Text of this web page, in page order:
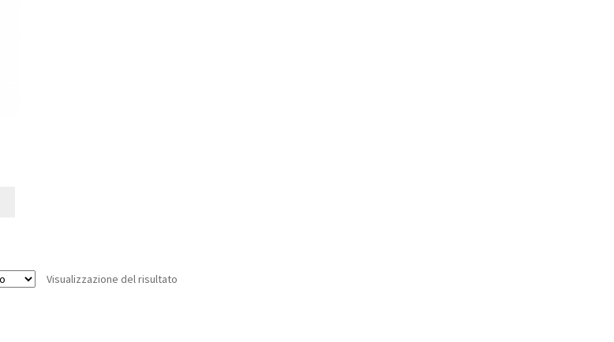
Visualizzazione del risultato